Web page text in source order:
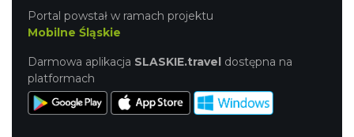
Portal powstał w ramach projektu
Mobilne Śląskie
Darmowa aplikacja SLASKIE.travel dostępna na
platformach